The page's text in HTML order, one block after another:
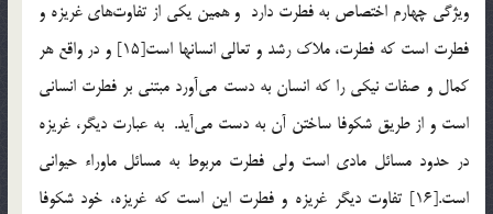
ويژگي چهارم اختصاص به فطرت دارد و همين يكي از تفاوت‌هاي غريزه و
فطرت است كه فطرت، ملاك رشد و تعالي انسانها است[15] و در واقع هر
كمال و صفات نيكي را كه انسان به دست مي‌آورد مبتني بر فطرت انساني
است و از طريق شكوفا ساختن آن به دست مي‌آيد. به عبارت ديگر، غريزه
در حدود مسائل مادي است ولي فطرت مربوط به مسائل ماوراء حيواني
است.[16] تفاوت ديگر غريزه و فطرت اين است كه غريزه، خود شكوفا